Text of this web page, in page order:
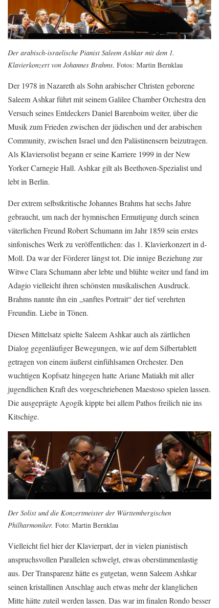
Der arabisch-israelische Pianist Saleem Ashkar mit dem 1.
Klavierkonzert von Johannes Brahms. Fotos: Martin Bernklau
Der 1978 in Nazareth als Sohn arabischer Christen geborene
Saleem Ashkar führt mit seinem Galilee Chamber Orchestra den
Versuch seines Entdeckers Daniel Barenboim weiter, über die
Musik zum Frieden zwischen der jüdischen und der arabischen
Community, zwischen Israel und den Palästinensern beizutragen.
Als Klaviersolist begann er seine Karriere 1999 in der New
Yorker Carnegie Hall. Ashkar gilt als Beethoven-Spezialist und
lebt in Berlin.
Der extrem selbstkritische Johannes Brahms hat sechs Jahre
gebraucht, um nach der hymnischen Ermutigung durch seinen
väterlichen Freund Robert Schumann im Jahr 1859 sein erstes
sinfonisches Werk zu veröffentlichen: das 1. Klavierkonzert in d-
Moll. Da war der Förderer längst tot. Die innige Beziehung zur
Witwe Clara Schumann aber lebte und blühte weiter und fand im
Adagio vielleicht ihren schönsten musikalischen Ausdruck.
Brahms nannte ihn ein „sanftes Portrait“ der tief verehrten
Freundin. Liebe in Tönen.
Diesen Mittelsatz spielte Saleem Ashkar auch als zärtlichen
Dialog gegenläufiger Bewegungen, wie auf dem Silbertablett
getragen von einem äußerst einfühlsamen Orchester. Den
wuchtigen Kopfsatz hingegen hatte Ariane Matiakh mit aller
jugendlichen Kraft des vorgeschriebenen Maestoso spielen lassen.
Die ausgeprägte Agogik kippte bei allem Pathos freilich nie ins
Kitschige.
Der Solist und die Konzertmeister der Württembergischen
Philharmoniker. Foto: Martin Bernklau
Vielleicht fiel hier der Klavierpart, der in vielen pianistisch
anspruchsvollen Parallelen schwelgt, etwas oberstimmenlastig
aus. Der Transparenz hätte es gutgetan, wenn Saleem Ashkar
seinen kristallinen Anschlag auch etwas mehr der klanglichen
Mitte hätte zuteil werden lassen. Das war im finalen Rondo besser